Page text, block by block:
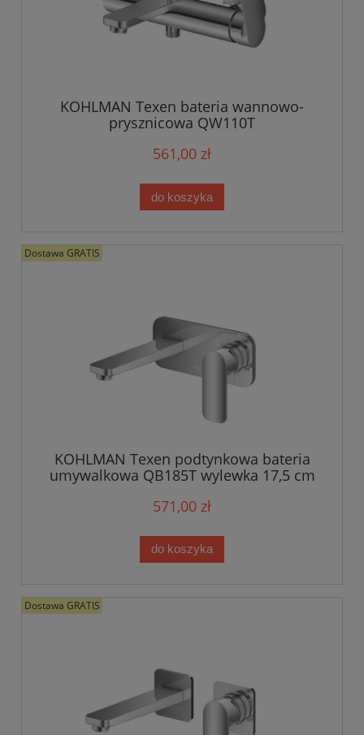
KOHLMAN Texen bateria wannowo-
prysznicowa QW110T
561,00 zł
do koszyka
KOHLMAN Texen podtynkowa bateria
umywalkowa QB185T wylewka 17,5 cm
571,00 zł
do koszyka
Dostawa GRATIS
Dostawa GRATIS